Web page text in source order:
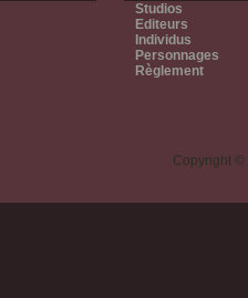
Studios
Editeurs
Individus
Personnages
Règlement
Copyright ©